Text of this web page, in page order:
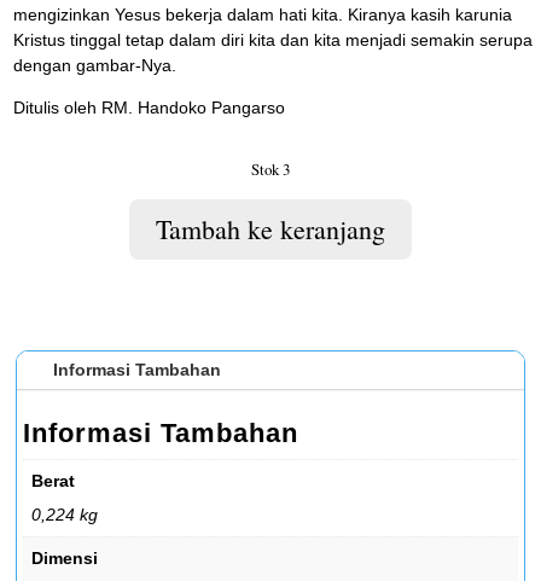
mengizinkan Yesus bekerja dalam hati kita. Kiranya kasih karunia
Kristus tinggal tetap dalam diri kita dan kita menjadi semakin serupa
dengan gambar-Nya.
Ditulis oleh RM. Handoko Pangarso
Stok 3
Tambah ke keranjang
Informasi Tambahan
Informasi Tambahan
Berat
0,224 kg
Dimensi